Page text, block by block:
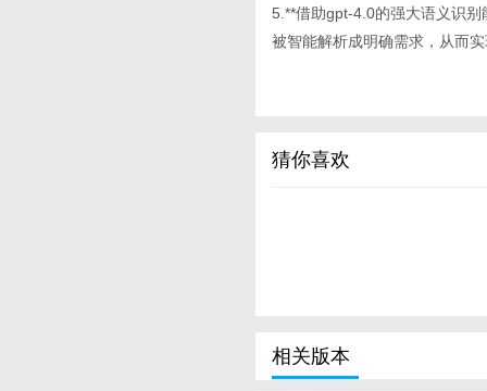
5.**借助gpt-4.0的强大语义识
被智能解析成明确需求，从而
猜你喜欢
相关版本